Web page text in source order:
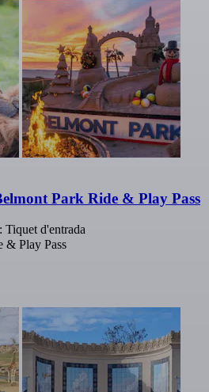
Park Ride & Play Pass
Tiquet d'entrada
& Play Pass